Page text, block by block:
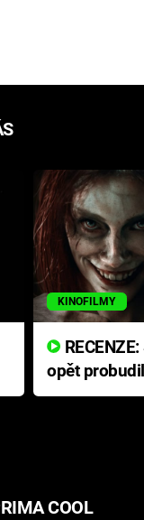
KINOFILMY
opět
přichází s
COOL